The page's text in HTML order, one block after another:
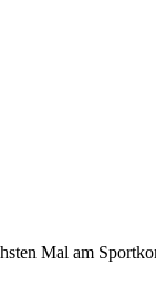
Mal am